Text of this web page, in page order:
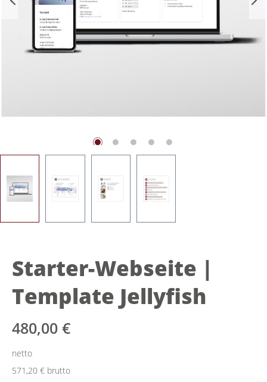
Starter-Webseite |
Template Jellyfish
480,00 €
netto
571,20 € brutto